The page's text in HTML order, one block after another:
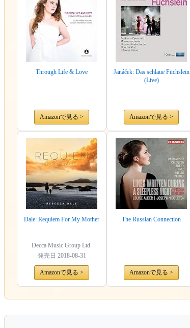
Through Life & Love
Amazonで見る >
Janáček: Das schlaue Füchslein
(Live)
Amazonで見る >
Dale: Requiem For My Mother
Decca Music Group Ltd.
発売日 2018-08-31
Amazonで見る >
The Russian Connection
Amazonで見る >